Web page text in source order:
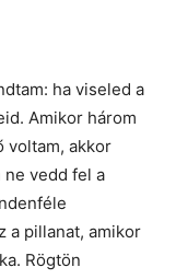
ha viseled a
Amikor három
voltam, akkor
vedd fel a
a pillanat, amikor
Rögtön